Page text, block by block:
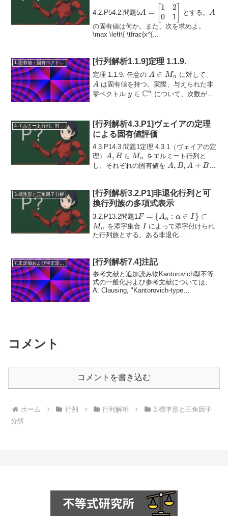
4.2.P54.2.問題5
A =
\begin{bmatrix}
1 & 2 \\ 0 & 1
\end{bmatrix}
A =
1
0
2
1
とする。
A
A
の固有値は何か。また、次を求めよ。
\max \left\{ \tfrac{x^{...
1.固有値・固有ベクトル・相似 [行列解析1.1.9]定理 1.1.9.
定理 1.1.9. 任意のA
\in
M_n
A ∈ Mn に対して、
A は固有値を持つ。実際、与えられた非
零ベクトルy \in
y ∈ Cn について、次数が
1
[行列解析4.3.P1]ヴェイアの定理
による固有値評価
4.3.P14.3.問題1定理 4.3.1（ヴェイアの定
理） A, B
∈
A , B ∈ Mn
をエルミート行列と
し、それぞれの固有値を A, B,
A , B, A + B
3.標準形と三角因子分解
[行列解析3.2.P1]非退化行列と可
換行列族の多項式表示
3.2.P13.2問題1F = \{
A_{\alpha}
: \alpha \in
F = {Aα : α ∈ I } ⊂
Mn を添字集合 I
I によって添字付けられ
た行列族とする。ある非退化
7.正定値および半正定値行列 [行列解析7.4]注記
参考文献と追加読み物Kantorovich型不等
式の一般化および参考文献については、
A. Clausing, "Kantorovich-type
コメント
コメントを書き込む
ホーム 行列 行列解析
3.標準形と三角因子
分解